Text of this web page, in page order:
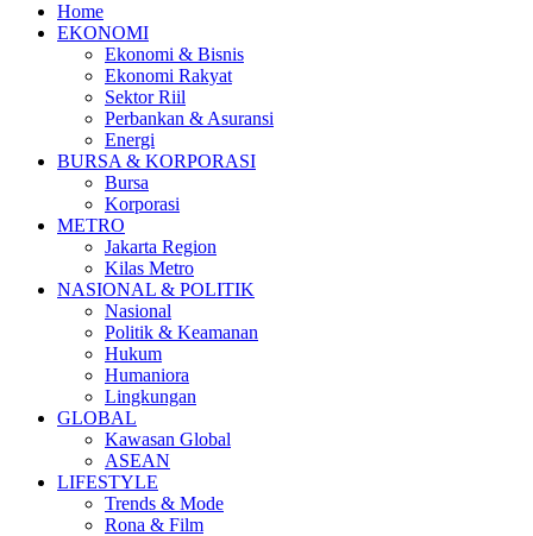
Home
EKONOMI
Ekonomi & Bisnis
Ekonomi Rakyat
Sektor Riil
Perbankan & Asuransi
Energi
BURSA & KORPORASI
Bursa
Korporasi
METRO
Jakarta Region
Kilas Metro
NASIONAL & POLITIK
Nasional
Politik & Keamanan
Hukum
Humaniora
Lingkungan
GLOBAL
Kawasan Global
ASEAN
LIFESTYLE
Trends & Mode
Rona & Film